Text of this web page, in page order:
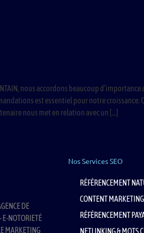
nous accordons beaucoup
est essentiel pour notre
nous met en relation avec un […]
DE
E-NOTORIETÉ
MARKETING
Nos Services SEO
RÉFÉRENCEMENT
CONTENT MARKETING
RÉFÉRENCEMENT
NETLINKING & MOTS